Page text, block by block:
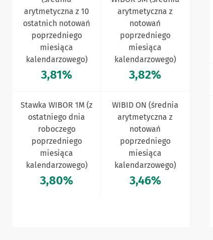
arytmetyczna z 10
ostatnich notowań
poprzedniego
miesiąca
kalendarzowego)
3,81%
arytmetyczna z
notowań
poprzedniego
miesiąca
kalendarzowego)
3,82%
Stawka WIBOR 1M (z
ostatniego dnia
roboczego
poprzedniego
miesiąca
kalendarzowego)
3,80%
WIBID ON (średnia
arytmetyczna z
notowań
poprzedniego
miesiąca
kalendarzowego)
3,46%